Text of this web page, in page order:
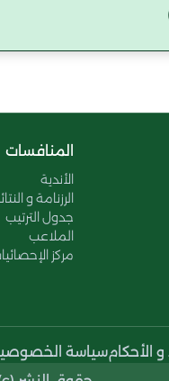
المنافسات
الأندية
الرزنامة و
جدول الترتيب
الملاعب
مركز
و الأحكامسياسة